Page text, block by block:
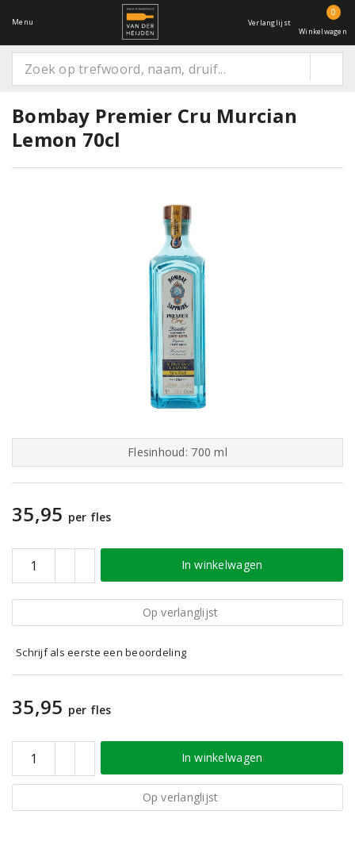
Menu Verlanglijst
0
Winkelwagen
Bombay Premier Cru Murcian
Lemon 70cl
Flesinhoud: 700 ml
35,95 per fles
In winkelwagen
Op verlanglijst
Schrijf als eerste een beoordeling
35,95 per fles
In winkelwagen
Op verlanglijst